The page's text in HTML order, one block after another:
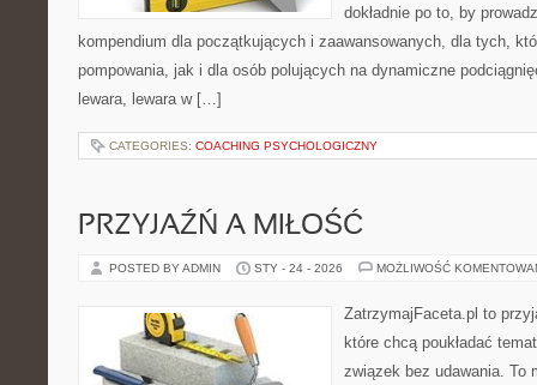
dokładnie po to, by
kompendium dla początkujących i zaawansowanych, dla tych,
pompowania, jak i dla osób polujących na dynamiczne
lewara, lewara w […]
CATEGORIES: COACHING PSYCHOLOGICZNY
PRZYJAŹŃ A MIŁOŚĆ
POSTED BY ADMIN STY - 24 - 2026 MOŻLIWOŚĆ
ZatrzymajFaceta.pl to
które chcą poukładać
związek bez udawania. To